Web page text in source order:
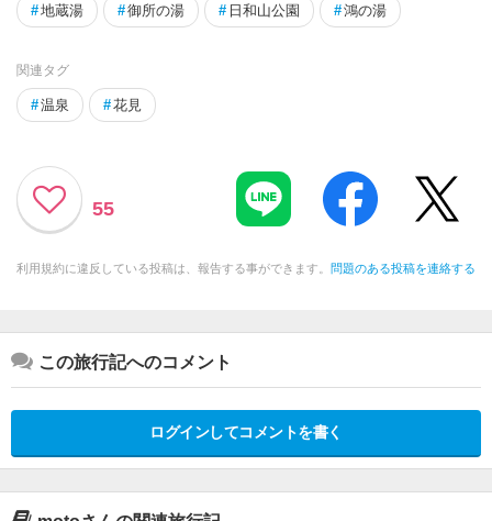
#地蔵湯 #御所の湯 # 日和山公園 #鴻の湯
関連タグ
#温泉 #花見
55
利用規約に違反している投稿は、報告する事ができます。 問題のある投稿を連絡する
この旅行記へのコメント
ログインしてコメントを書く